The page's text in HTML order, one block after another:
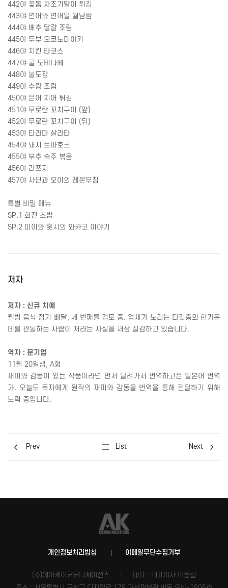
442야 꽃돔 차조기말이 튀김
443야 연어와 연어알 월남쌈
444야 배추 달걀 조림
445야 두부 오코노미야키
446야 치킨 타코스
447야 굴 도테나베
448야 불도장
449야 수랑 조림
450야 은어 치어 튀김
451 야 무로란 꼬치구이 ( 앞)
452야 무로란 꼬치구이 ( 뒤 )
453야 타라마 살라타
454야 돼지 토마호크
455야 부추 숙주 볶음
456야 라쯔지
457야 사딘과 오이의 레몬무침
특별 비밀 메뉴
SP.1 회전 초밥
SP.2 미이와 홋시의 와카코 이야기
저자
저자 : 신큐 치에
웰빙 음식 정기 배달, 세 번째를 검토 중. 업체가 노리는 타깃층의 한가운
데를 관통하는 사람이 저라는 사실을 새삼 실감하고 있습니다.
역자 : 문기업
11 월 20일생, A형
재미와 감동이 있는 작품이라면 먼저 달려가서 번역하고픈 일본어 번역
가. 오늘도 독자에게 원작의 재미와 감동을 번역을 통해 전달하기 위해
노력 중입니다.
Prev List Next
개인정보처리방침 이메일무단수집거부
(주)에이케이커뮤니케이션즈
대표 : 대표이사 이동섭